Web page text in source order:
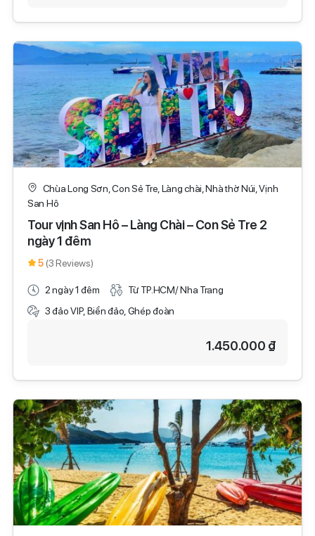
Chùa Long Sơn, Con Sẻ Tre, Làng chài, Nhà thờ Núi, Vịnh
San Hô
Tour vịnh San Hô – Làng Chài – Con Sẻ Tre 2
ngày 1 đêm
5 (3 Reviews)
2 ngày 1 đêm
Từ TP.HCM/ Nha Trang
3 đảo VIP, Biển đảo, Ghép đoàn
1.450.000 ₫